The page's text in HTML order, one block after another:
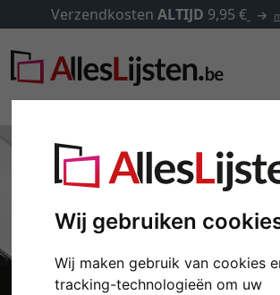
Wij gebruiken
Wij maken gebruik van cookies
tracking-technologieën om uw
Verzendkosten ALTIJD 9,95 €